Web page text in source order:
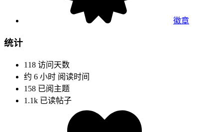
徽章
统计
118 访问天数
约 6 小时 阅读时间
158 已阅主题
1.1k 已读帖子